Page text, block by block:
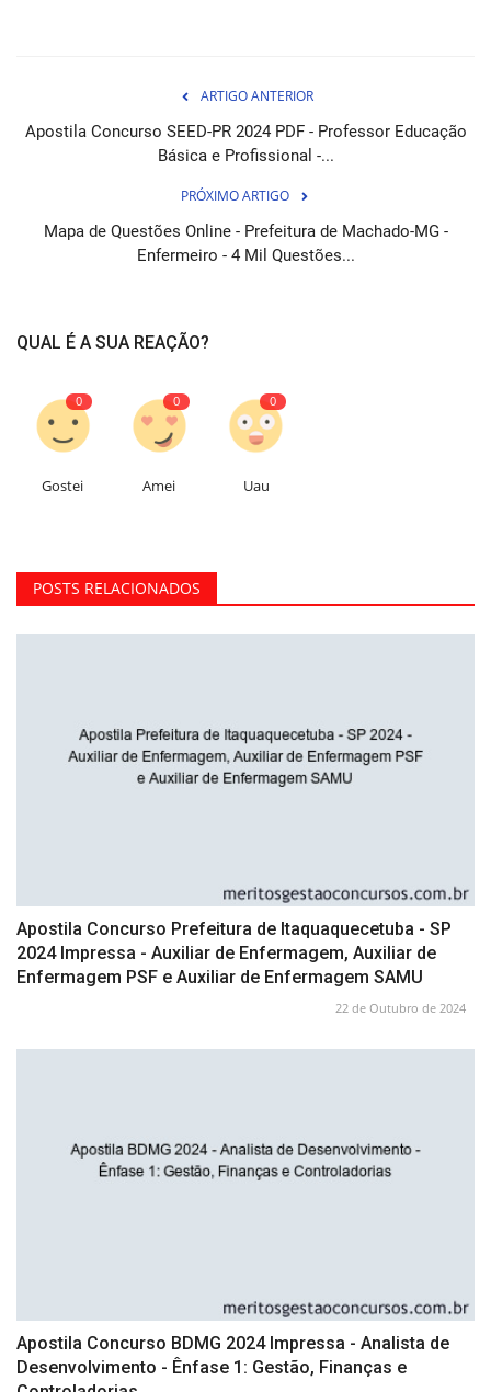
ARTIGO ANTERIOR
Apostila Concurso SEED-PR 2024 PDF - Professor Educação
Básica e Profissional -...
PRÓXIMO ARTIGO
Mapa de Questões Online - Prefeitura de Machado-MG -
Enfermeiro - 4 Mil Questões...
QUAL É A SUA REAÇÃO?
0
Gostei
0
Amei
0
Uau
POSTS RELACIONADOS
Apostila Concurso Prefeitura de Itaquaquecetuba - SP
2024 Impressa - Auxiliar de Enfermagem, Auxiliar de
Enfermagem PSF e Auxiliar de Enfermagem SAMU
22 de Outubro de 2024
Apostila Concurso BDMG 2024 Impressa - Analista de
Desenvolvimento - Ênfase 1: Gestão, Finanças e